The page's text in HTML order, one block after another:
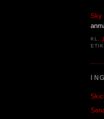
Sky
KL.